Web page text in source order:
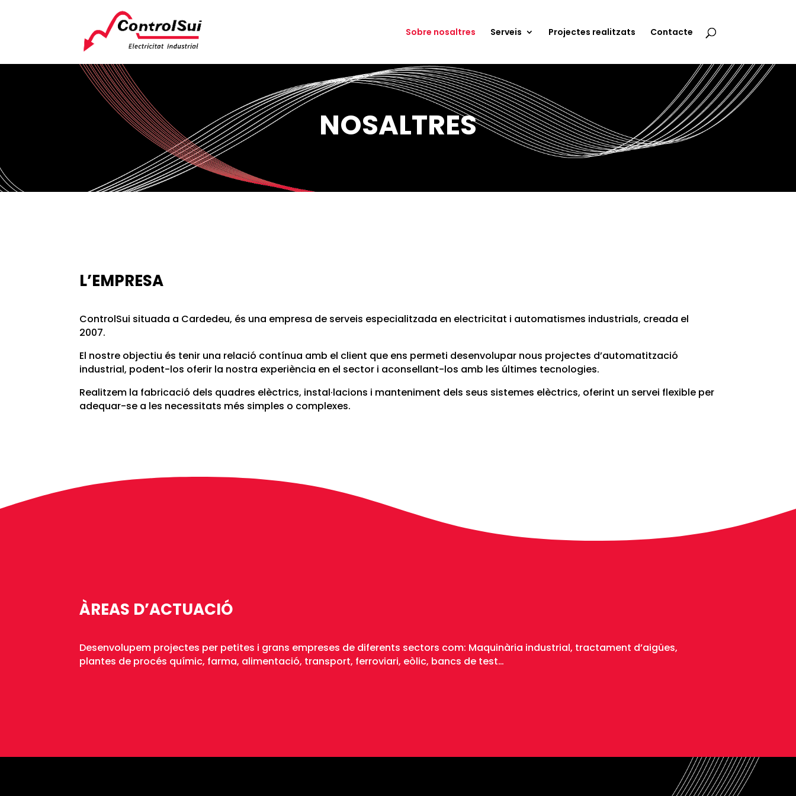
Sobre nosaltres Serveis Projectes realitzats Contacte
NOSALTRES
L’EMPRESA
ControlSui situada a Cardedeu, és una empresa de serveis especialitzada en electricitat i automatismes industrials, creada el
2007.
El nostre objectiu és tenir una relació contínua amb el client que ens permeti desenvolupar nous projectes d’automatització
industrial, podent-los oferir la nostra experiència en el sector i aconsellant-los amb les últimes tecnologies.
Realitzem la fabricació dels quadres elèctrics, instal·lacions i manteniment dels seus sistemes elèctrics, oferint un servei flexible per
adequar-se a les necessitats més simples o complexes.
ÀREAS D’ACTUACIÓ
Desenvolupem projectes per petites i grans empreses de diferents sectors com: Maquinària industrial, tractament d’aigües,
plantes de procés químic, farma, alimentació, transport, ferroviari, eòlic, bancs de test…